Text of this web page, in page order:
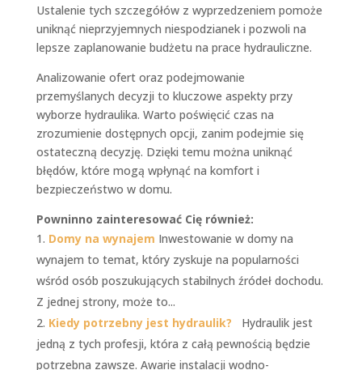
Ustalenie tych szczegółów z wyprzedzeniem pomoże
uniknąć nieprzyjemnych niespodzianek i pozwoli na
lepsze zaplanowanie budżetu na prace hydrauliczne.
Analizowanie ofert oraz podejmowanie
przemyślanych decyzji to kluczowe aspekty przy
wyborze hydraulika. Warto poświęcić czas na
zrozumienie dostępnych opcji, zanim podejmie się
ostateczną decyzję. Dzięki temu można uniknąć
błędów, które mogą wpłynąć na komfort i
bezpieczeństwo w domu.
Powninno zainteresować Cię również:
Domy na wynajem Inwestowanie w domy na
wynajem to temat, który zyskuje na popularności
wśród osób poszukujących stabilnych źródeł dochodu.
Z jednej strony, może to...
Kiedy potrzebny jest hydraulik?
Hydraulik jest
jedną z tych profesji, która z całą pewnością będzie
potrzebna zawsze. Awarie instalacji wodno-